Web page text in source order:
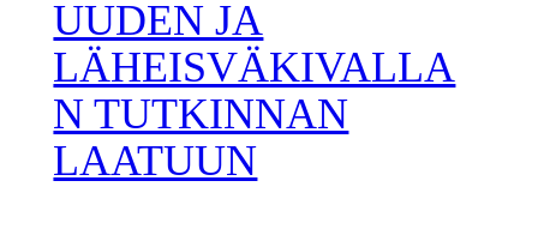
UUDEN JA
LÄHEISVÄKIVALLA
N TUTKINNAN
LAATUUN